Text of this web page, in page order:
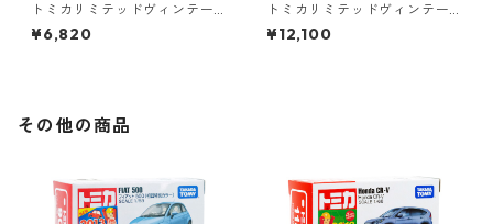
トミカリミテッドヴィンテー
ジネオ LV-N85b ニッサン スカ
イライン 2000 RS 82年式 #3
¥6,820
トミカリミテッドヴィンテー
ジネオ もっと あぶない刑事 V
OL.08 ニッサン グロリア HT
¥12,100
その他の商品